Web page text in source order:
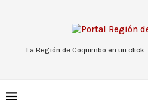
La Región de Coquimbo en un